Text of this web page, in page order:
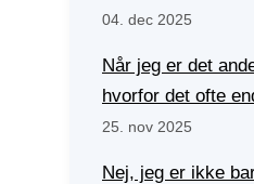
04. dec 2025
Når jeg er det
hvorfor det ofte
25. nov 2025
Nej, jeg er ikke